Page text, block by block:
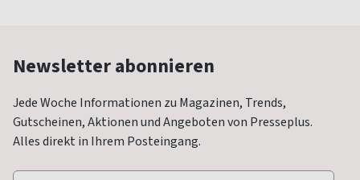
Newsletter abonnieren
Jede Woche Informationen zu Magazinen, Trends,
Gutscheinen, Aktionen und Angeboten von Presseplus.
Alles direkt in Ihrem Posteingang.